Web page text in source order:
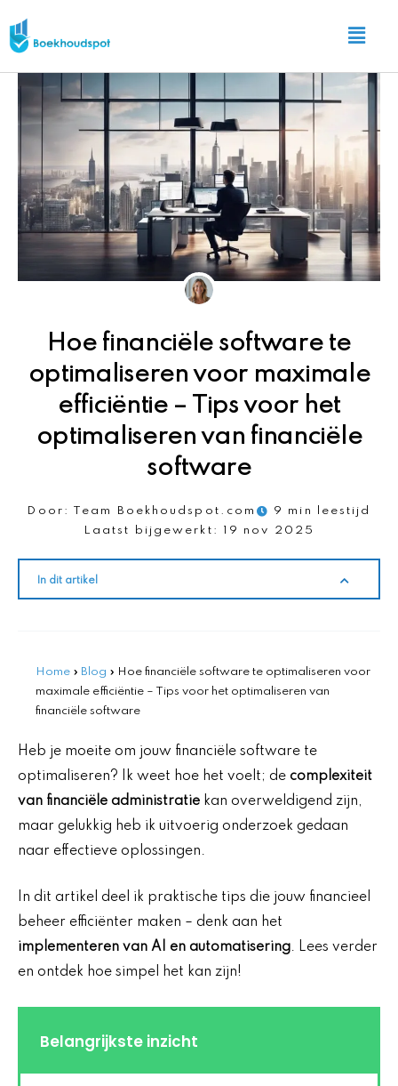
naar
de
Main
Menu
Hoe financiële software te
optimaliseren voor maximale
efficiëntie – Tips voor het
optimaliseren van financiële
software
Door: Team Boekhoudspot.com
9 min leestijd
Laatst bijgewerkt:
19 nov 2025
In dit artikel
Home » Blog » Hoe financiële software te optimaliseren voor
maximale efficiëntie – Tips voor het optimaliseren van
financiële software
Heb je moeite om jouw financiële software te
optimaliseren? Ik weet hoe het voelt; de complexiteit
van financiële administratie kan overweldigend zijn,
maar gelukkig heb ik uitvoerig onderzoek gedaan
naar effectieve oplossingen.
In dit artikel deel ik praktische tips die jouw financieel
beheer efficiënter maken – denk aan het
implementeren van AI en automatisering. Lees verder
en ontdek hoe simpel het kan zijn!
Belangrijkste inzicht